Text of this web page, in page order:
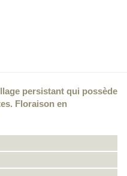
persistant qui possède
Floraison en